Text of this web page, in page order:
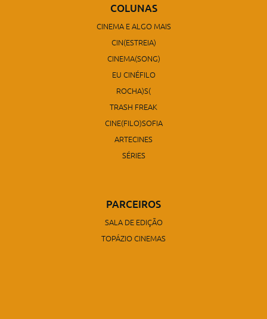
COLUNAS
CINEMA E ALGO MAIS
CIN(ESTREIA)
CINEMA(SONG)
EU CINÉFILO
ROCHA)S(
TRASH FREAK
CINE(FILO)SOFIA
ARTECINES
SÉRIES
PARCEIROS
SALA DE EDIÇÃO
TOPÁZIO CINEMAS